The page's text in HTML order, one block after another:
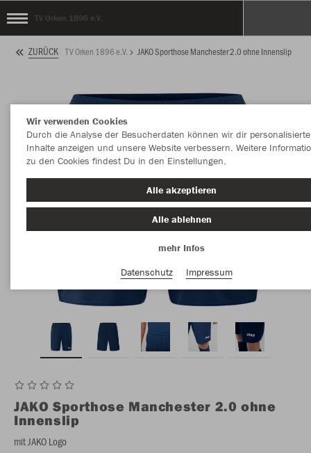
TV Orken 1896 e.V.
ZURÜCK TV Orken 1896 e.V. JAKO Sporthose Manchester 2.0 ohne Innenslip
JAKO Sporthose Manchester 2.0 ohne
Innenslip
mit JAKO Logo
Wir verwenden Cookies
Durch die Analyse der Besucherdaten können wir dir personalisierte
Inhalte anzeigen und unsere Website verbessern. Weitere
zu den Cookies findest Du in den Einstellungen.
Alle akzeptieren
Alle ablehnen
mehr Infos
Datenschutz
Impressum